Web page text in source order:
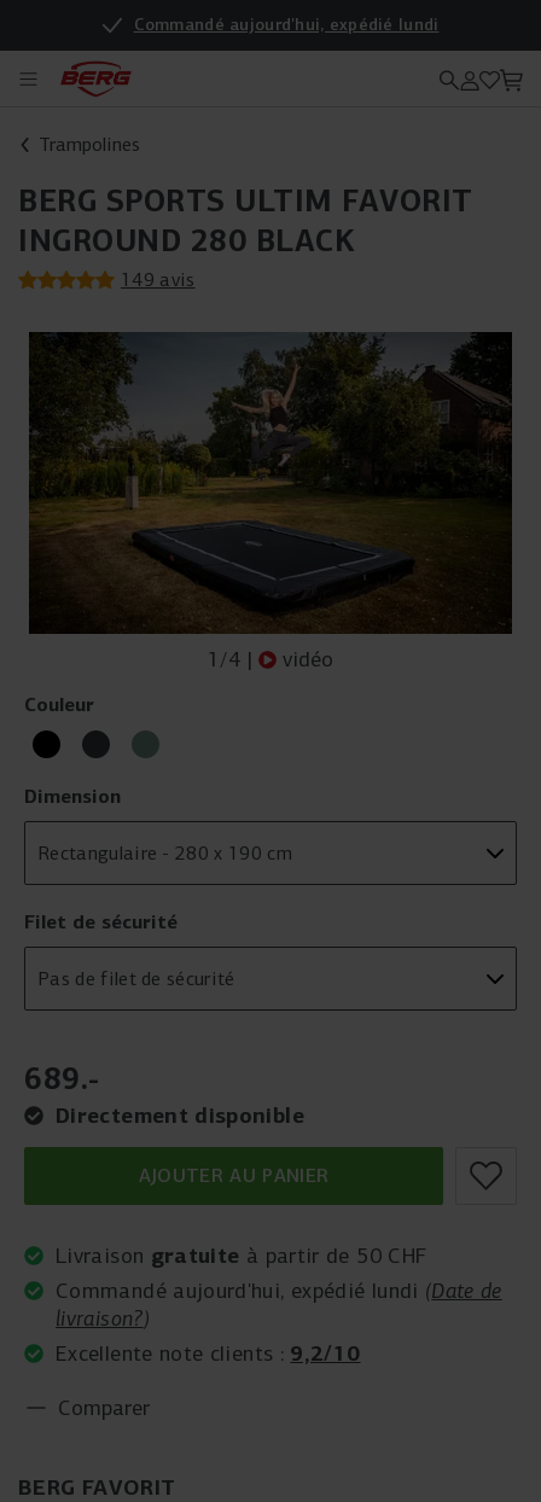
Commandé aujourd'hui, expédié lundi
Trampolines
BERG SPORTS ULTIM FAVORIT
INGROUND 280 BLACK
149 avis
1 /4 | vidéo
BERG FAVORIT
Couleur
Dimension
Filet de sécurité
689.-
Directement disponible
AJOUTER AU PANIER
Livraison gratuite à partir de 50 CHF
Commandé aujourd'hui, expédié lundi (Date de
livraison?)
Excellente note clients : 9,2/10
Comparer